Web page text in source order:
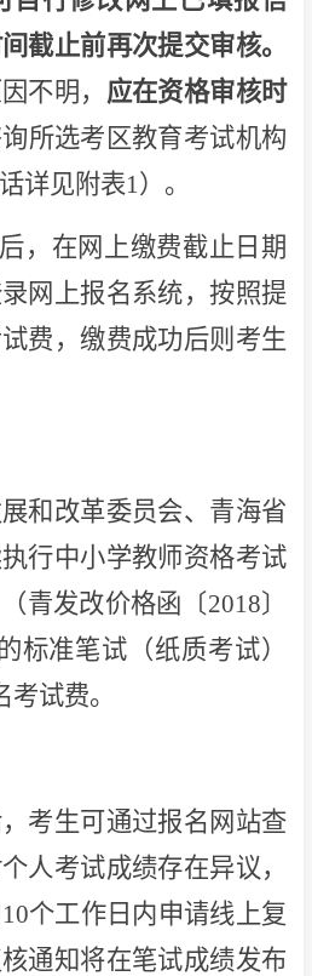
截止前再次提交审核。
不明， 应在资格审核时
所选考区教育考试机构
详见附表1）。
，在网上缴费截止日期
网上报名系统，按照提
费，缴费成功后则考生
和改革委员会、青海省
行中小学教师资格考试
青发改价格函〔2018〕
标准笔试（纸质考试）
试费。
考生可通过报名网站查
人考试成绩存在异议，
个工作日内申请线上复
通知将在笔试成绩发布